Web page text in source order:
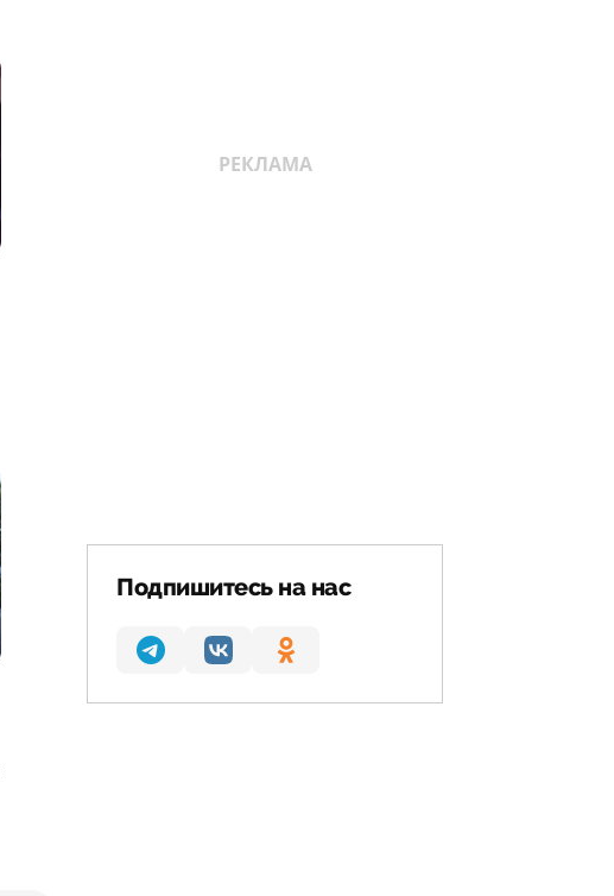
Подпишитесь на нас